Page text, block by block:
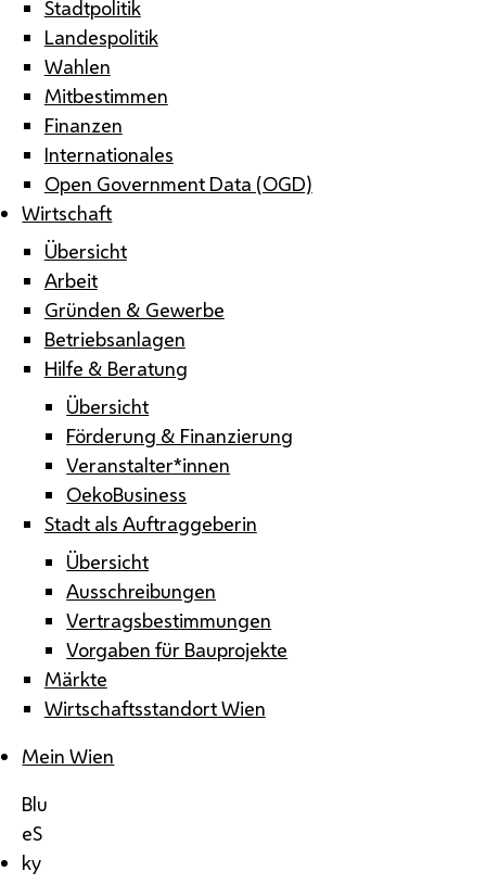
Stadtpolitik
Landespolitik
Wahlen
Mitbestimmen
Finanzen
Internationales
Open Government Data (OGD)
Wirtschaft
Übersicht
Arbeit
Gründen & Gewerbe
Betriebsanlagen
Hilfe & Beratung
Übersicht
Förderung & Finanzierung
Veranstalter*innen
OekoBusiness
Stadt als Auftraggeberin
Übersicht
Ausschreibungen
Vertragsbestimmungen
Vorgaben für Bauprojekte
Märkte
Wirtschaftsstandort Wien
Mein Wien
Blu
eS
ky